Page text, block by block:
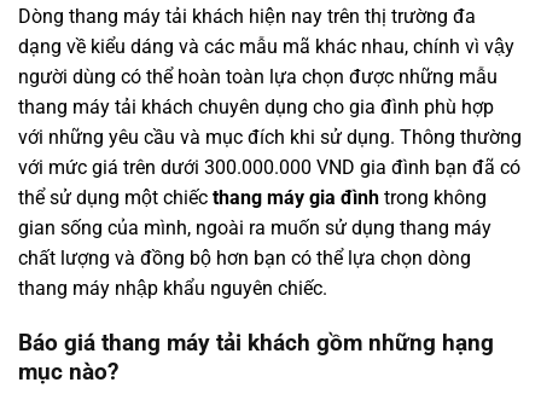
Dòng thang máy tải khách hiện nay trên thị trường đa
dạng về kiểu dáng và các mẫu mã khác nhau, chính vì vậy
người dùng có thể hoàn toàn lựa chọn được những mẫu
thang máy tải khách chuyên dụng cho gia đình phù hợp
với những yêu cầu và mục đích khi sử dụng. Thông thường
với mức giá trên dưới 300.000.000 VND gia đình bạn đã có
thể sử dụng một chiếc thang máy gia đình trong không
gian sống của mình, ngoài ra muốn sử dụng thang máy
chất lượng và đồng bộ hơn bạn có thể lựa chọn dòng
thang máy nhập khẩu nguyên chiếc.
Báo giá thang máy tải khách gồm những hạng
mục nào?